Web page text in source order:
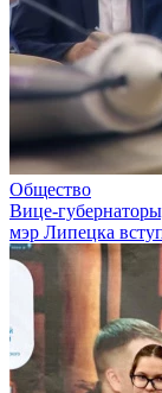
Общество
Вице-
мэр Липецка